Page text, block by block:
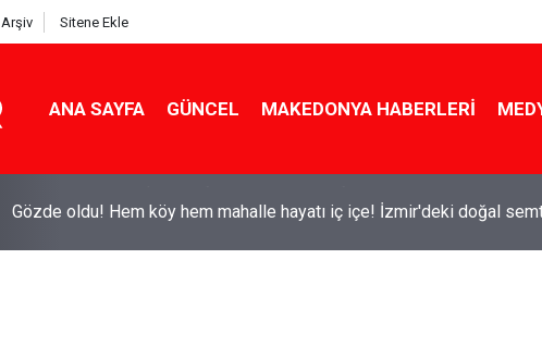
Arşiv Sitene Ekle
ANA SAYFA GÜNCEL MAKEDONYA HABERLERI
Gözde oldu! Hem köy hem mahalle hayatı iç içe! İzmir'deki doğal